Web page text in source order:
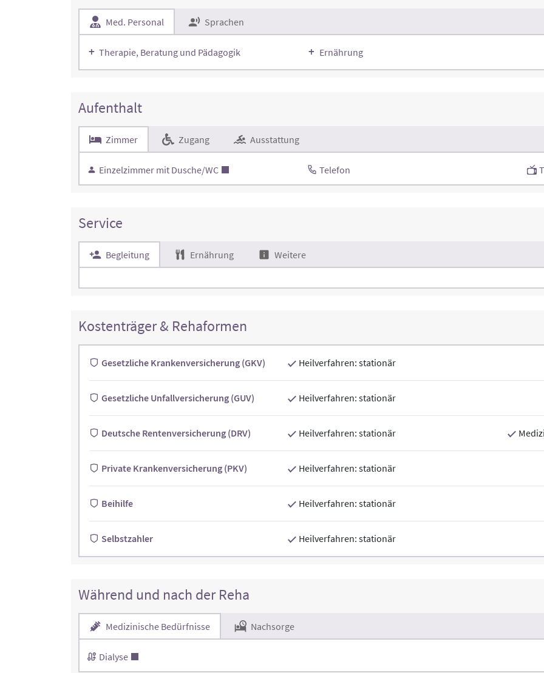
Med. Personal Sprachen
Therapie, Beratung und Pädagogik Ernährung
Aufenthalt
Zimmer Zugang Ausstattung
Einzelzimmer mit Dusche/WC Telefon
Service
Begleitung Ernährung Weitere
Kostenträger & Rehaformen
Gesetzliche Krankenversicherung (GKV) Heilverfahren: stationär
Gesetzliche Unfallversicherung (GUV) Heilverfahren: stationär
Deutsche Rentenversicherung (DRV) Heilverfahren: stationär
Private Krankenversicherung (PKV) Heilverfahren: stationär
Beihilfe Heilverfahren: stationär
Selbstzahler Heilverfahren: stationär
Während und nach der Reha
Medizinische Bedürfnisse Nachsorge
Dialyse